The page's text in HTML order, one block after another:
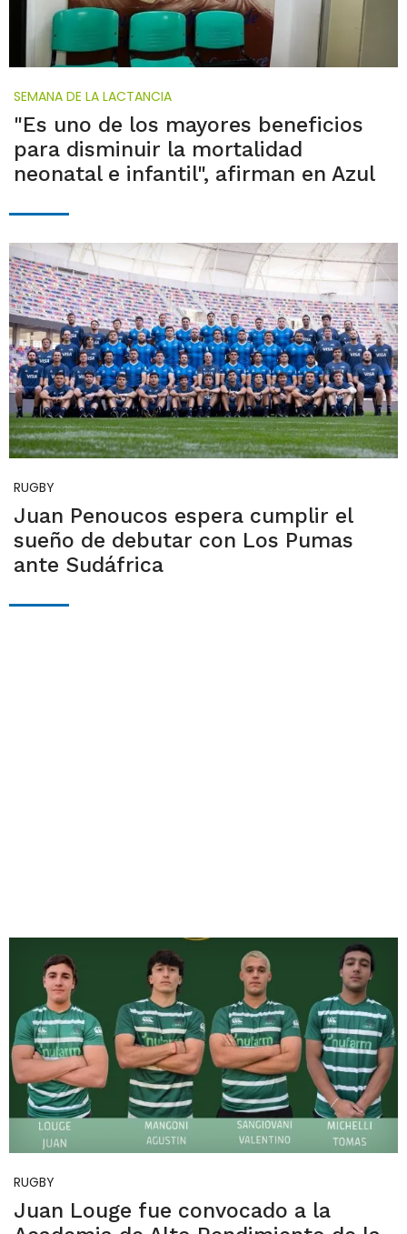
SEMANA DE LA LACTANCIA
"Es uno de los mayores beneficios
para disminuir la mortalidad
neonatal e infantil", afirman en Azul
RUGBY
Juan Penoucos espera cumplir el
sueño de debutar con Los Pumas
ante Sudáfrica
RUGBY
Juan Louge fue convocado a la